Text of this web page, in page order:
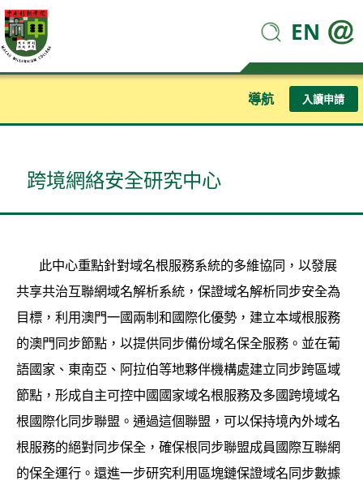
EN
導航 入讀申請
跨境網絡安全研究中心
此中心重點針對域名根服務系統的多維協同，以發展
共享共治互聯網域名解析系統，保證域名解析同步安全為
目標，利用澳門一國兩制和國際化優勢，建立本域根服務
的澳門同步節點，以提供同步備份域名保全服務。並在葡
語國家、東南亞、阿拉伯等地夥伴機構處建立同步跨區域
節點，形成自主可控中國國家域名根服務及多國跨境域名
根國際化同步聯盟。通過這個聯盟，可以保持境內外域名
根服務的絕對同步保全，確保根同步聯盟成員國際互聯網
的保全運行。還進一步研究利用區塊鏈保證域名同步數據